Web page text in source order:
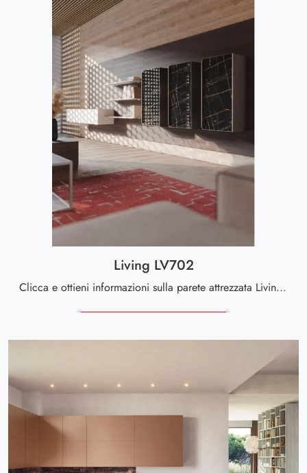
Living LV702
Clicca e ottieni informazioni sulla parete attrezzata Living LV702 della firma Giessegi: è la soluzione dalle linee moderne perfetta per te.